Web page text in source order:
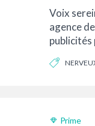
Voix
agence
publicités
Prime